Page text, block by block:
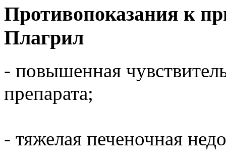
Противопоказания к
Плагрил
- повышенная
препарата;
- тяжелая печеночная